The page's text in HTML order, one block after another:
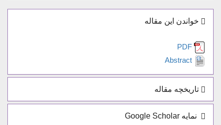
خواندن این مقاله
تاریخچه مقاله
نمایه Google Scholar